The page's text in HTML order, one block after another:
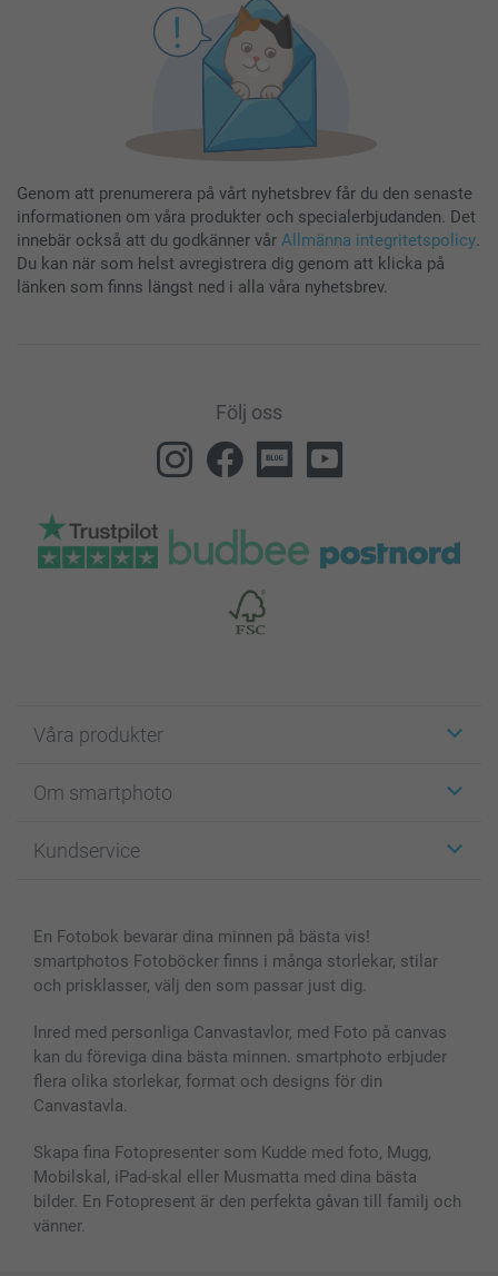
Genom att prenumerera på vårt nyhetsbrev får du den senaste
informationen om våra produkter och specialerbjudanden. Det
innebär också att du godkänner vår Allmänna integritetspolicy.
Du kan när som helst avregistrera dig genom att klicka på
länken som finns längst ned i alla våra nyhetsbrev.
Följ oss
Våra produkter
Fotokort
Fotoböcker
Skal till Mobil & Surfplatta
MyNameBook
Fotoramar & Tillbehör
Presentkort
Alla fotoprodukter
Om smartphoto
För affiliates
Sitemap
Villkor och garantier
Kundservice
smartbonus
Priser & betalning
En Fotobok bevarar dina minnen på bästa vis!
smartphotos Fotoböcker finns i många storlekar, stilar
och prisklasser, välj den som passar just dig.
Inred med personliga Canvastavlor, med Foto på canvas
kan du föreviga dina bästa minnen. smartphoto erbjuder
flera olika storlekar, format och designs för din
Canvastavla.
Skapa fina Fotopresenter som Kudde med foto, Mugg,
Mobilskal, iPad-skal eller Musmatta med dina bästa
bilder. En Fotopresent är den perfekta gåvan till familj och
vänner.